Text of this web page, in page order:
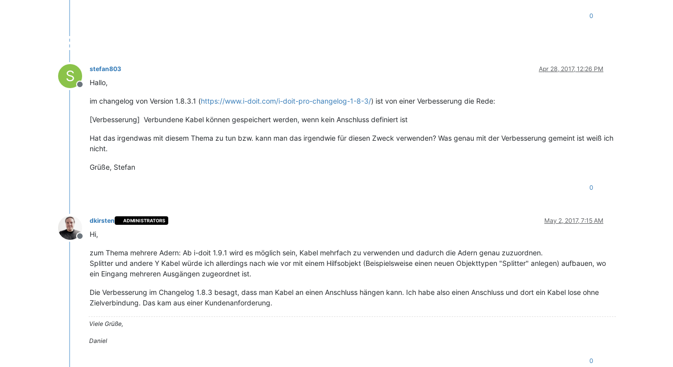
0
S
Offline
stefan803 Apr 28, 2017, 12:26 PM
Hallo,
im changelog von Version 1.8.3.1 (https://www.i-doit.com/i-doit-pro-changelog-1-8-3/) ist von einer Verbesserung die Rede:
[Verbesserung] Verbundene Kabel können gespeichert werden, wenn kein Anschluss definiert ist
Hat das irgendwas mit diesem Thema zu tun bzw. kann man das irgendwie für diesen Zweck verwenden? Was genau mit der Verbesserung gemeint ist weiß ich
nicht.
Grüße, Stefan
0
Offline
dkirsten ADMINISTRATORS May 2, 2017, 7:15 AM
Hi,
zum Thema mehrere Adern: Ab i-doit 1.9.1 wird es möglich sein, Kabel mehrfach zu verwenden und dadurch die Adern genau zuzuordnen.
Splitter und andere Y Kabel würde ich allerdings nach wie vor mit einem Hilfsobjekt (Beispielsweise einen neuen Objekttypen "Splitter" anlegen) aufbauen, wo
ein Eingang mehreren Ausgängen zugeordnet ist.
Die Verbesserung im Changelog 1.8.3 besagt, dass man Kabel an einen Anschluss hängen kann. Ich habe also einen Anschluss und dort ein Kabel lose ohne
Zielverbindung. Das kam aus einer Kundenanforderung.
Viele Grüße,
Daniel
0